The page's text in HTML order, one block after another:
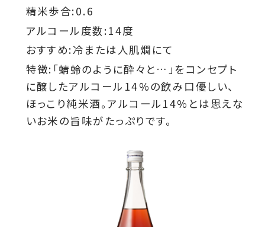
精米歩合:0.6
アルコール度数:14度
おすすめ:冷または人肌燗にて
特徴:「蜻蛉のように酔々と…」をコンセプト
に醸したアルコール14%の飲み口優しい、
ほっこり純米酒。アルコール14%とは思えな
いお米の旨味がたっぷりです。